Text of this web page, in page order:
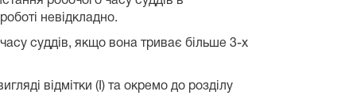
невідкладно.
суддів, якщо вона триває більше 3-х
відмітки (І) та окремо до розділу